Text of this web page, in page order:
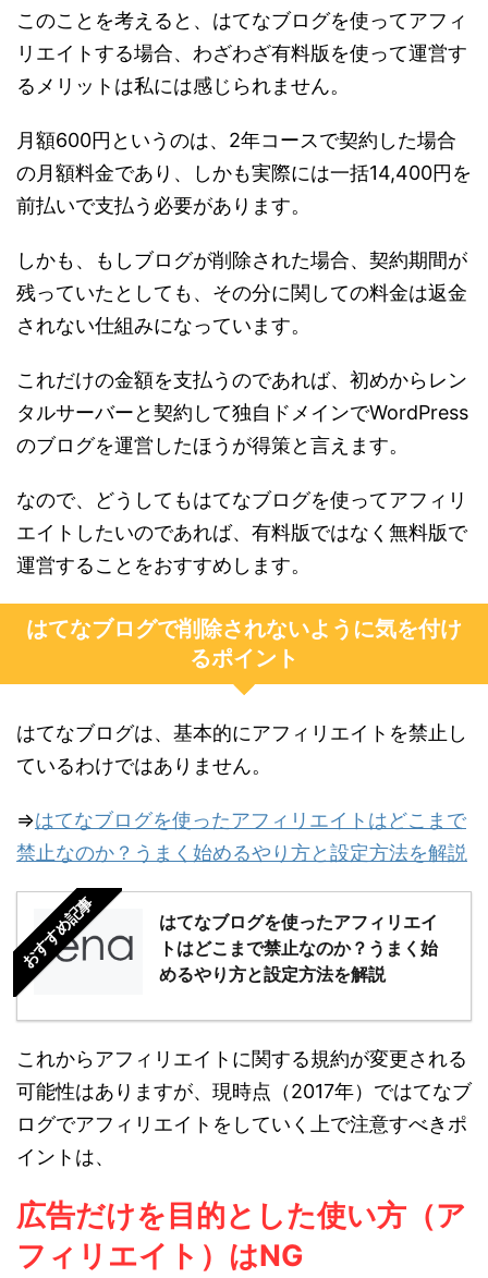
このことを考えると、はてなブログを使ってアフィ
リエイトする場合、わざわざ有料版を使って運営す
るメリットは私には感じられません。
月額600円というのは、2年コースで契約した場合
の月額料金であり、しかも実際には一括14,400円を
前払いで支払う必要があります。
しかも、もしブログが削除された場合、契約期間が
残っていたとしても、その分に関しての料金は返金
されない仕組みになっています。
これだけの金額を支払うのであれば、初めからレン
タルサーバーと契約して独自ドメインでWordPress
のブログを運営したほうが得策と言えます。
なので、どうしてもはてなブログを使ってアフィリ
エイトしたいのであれば、有料版ではなく無料版で
運営することをおすすめします。
はてなブログで削除されないように気を付け
るポイント
はてなブログは、基本的にアフィリエイトを禁止し
ているわけではありません。
⇒はてなブログを使ったアフィリエイトはどこまで
禁止なのか？うまく始めるやり方と設定方法を解説
おすすめ記事
はてなブログを使ったアフィリエイ
トはどこまで禁止なのか？うまく始
めるやり方と設定方法を解説
これからアフィリエイトに関する規約が変更される
可能性はありますが、現時点（2017年）ではてなブ
ログでアフィリエイトをしていく上で注意すべきポ
イントは、
広告だけを目的とした使い方（ア
フィリエイト）はNG